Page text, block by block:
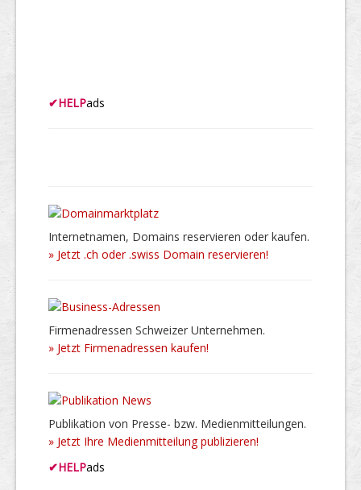
✔HELPads
Internetnamen, Domains reservieren oder kaufen.
» Jetzt .ch oder .swiss Domain reservieren!
Firmenadressen Schweizer Unternehmen.
» Jetzt Firmenadressen kaufen!
Publikation von Presse- bzw. Medienmitteilungen.
» Jetzt Ihre Medienmitteilung publizieren!
✔HELPads